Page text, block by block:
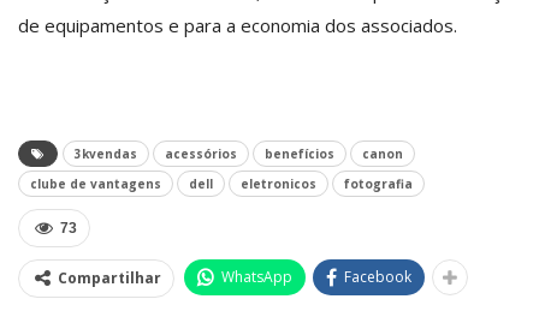
de equipamentos e para a economia dos associados.
3kvendas acessórios benefícios
canon
clube de vantagens
dell eletronicos fotografia
73
Compartilhar WhatsApp Facebook